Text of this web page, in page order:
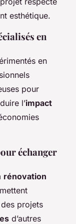
esthétique.
en
en
pour
l’impact
échanger
rénovation
des projets
d’autres